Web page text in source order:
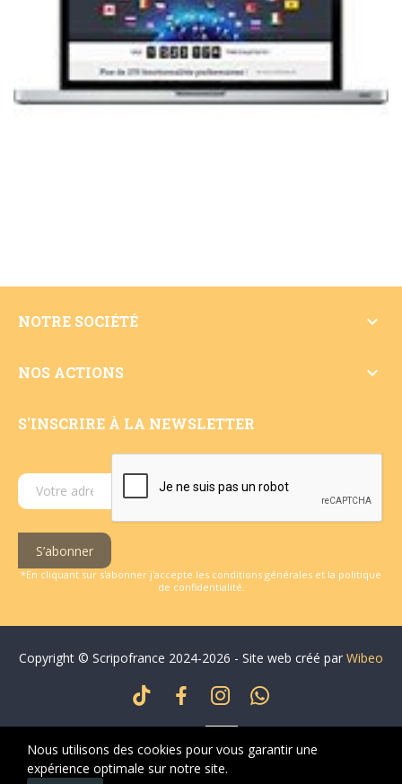
NOTRE SOCIÉTÉ 
NOS ACTIONS 
S'INSCRIRE À LA NEWSLETTER
S’abonner
*En cliquant sur s'abonner j'accepte les conditions générales et la politique
de confidentialité.
Copyright © Scripofrance 2024-2026 - Site web créé par Wibeo
Nous utilisons des cookies pour vous garantir une
expérience optimale sur notre site.